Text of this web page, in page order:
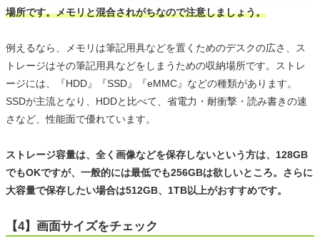
場所です。メモリと混合されがちなので注意しましょう。
例えるなら、メモリは筆記用具などを置くためのデスクの広さ、ス
トレージはその筆記用具などをしまうための収納場所です。ストレ
ージには、『HDD』『SSD』『eMMC』などの種類があります。
SSDが主流となり、HDDと比べて、省電力・耐衝撃・読み書きの速
さなど、性能面で優れています。
ストレージ容量は、全く画像などを保存しないという方は、128GB
でもOKですが、一般的には最低でも256GBは欲しいところ。さらに
大容量で保存したい場合は512GB、1TB以上がおすすめです。
【4】画面サイズをチェック